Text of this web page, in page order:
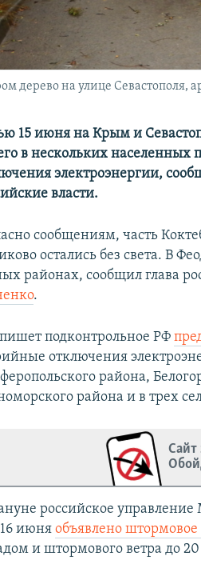
дерево на улице Севастополя,
15 июня на Крым и
в нескольких
электроэнергии,
власти.
сообщениям, часть
остались без света. В
районах, сообщил глава
.
подконтрольное РФ
отключения
района,
района и в трех
Сайт
российское
16 июняобъявлено
и штормового ветра до